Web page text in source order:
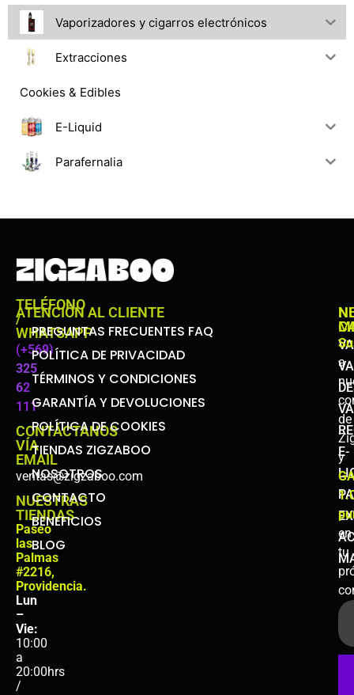
Vaporizadores y cigarros electrónicos
Extracciones
Cookies & Edibles
E-Liquid
Parafernalia
TELÉFONO
/
WHATSAPP
(+569)
325
62
111
CONTÁCTANOS
VÍA
EMAIL
ventas@zigzaboo.com
NUESTRAS
TIENDAS
Paseo
las
Palmas
#2216,
Providencia.
Lun
–
Vie:
10:00
a
20:00hrs
/
ATENCIÓN AL CLIENTE
PREGUNTAS FRECUENTES FAQ
POLÍTICA DE PRIVACIDAD
TÉRMINOS Y CONDICIONES
GARANTÍA Y DEVOLUCIONES
POLÍTICA DE COOKIES
TIENDAS ZIGZABOO
NOSOTROS
CONTACTO
BENEFICIOS
BLOG
E-
a
de
y
en
tu